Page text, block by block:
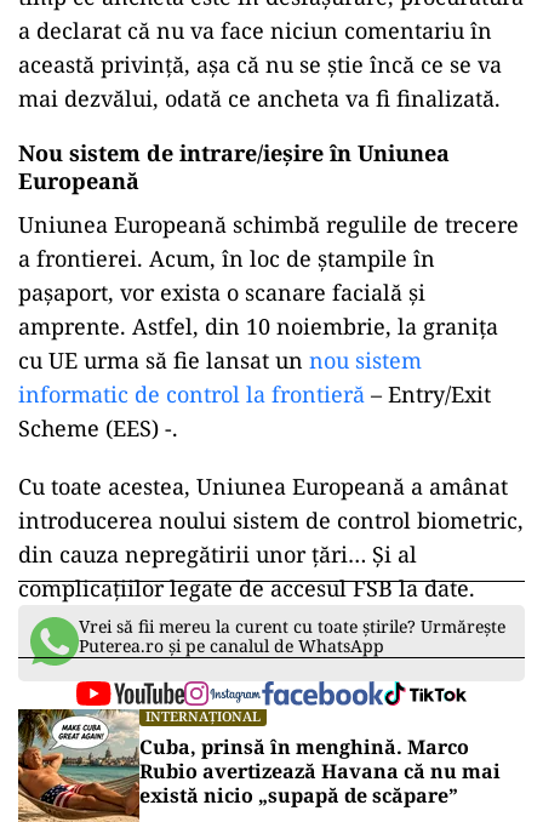
a declarat că nu va face niciun comentariu în
această privință, așa că nu se știe încă ce se va
mai dezvălui, odată ce ancheta va fi finalizată.
Nou sistem de intrare/ieșire în Uniunea
Europeană
Uniunea Europeană schimbă regulile de trecere
a frontierei. Acum, în loc de ștampile în
pașaport, vor exista o scanare facială și
amprente. Astfel, din 10 noiembrie, la granița
cu UE urma să fie lansat un nou sistem
informatic de control la frontieră – Entry/Exit
Scheme (EES) -.
Cu toate acestea, Uniunea Europeană a amânat
introducerea noului sistem de control biometric,
din cauza nepregătirii unor țări… Și al
complicațiilor legate de accesul FSB la date.
Vrei să fii mereu la curent cu toate știrile? Urmărește
Puterea.ro și pe canalul de WhatsApp
INTERNAȚIONAL
Cuba, prinsă în menghină. Marco
Rubio avertizează Havana că nu mai
există nicio „supapă de scăpare”